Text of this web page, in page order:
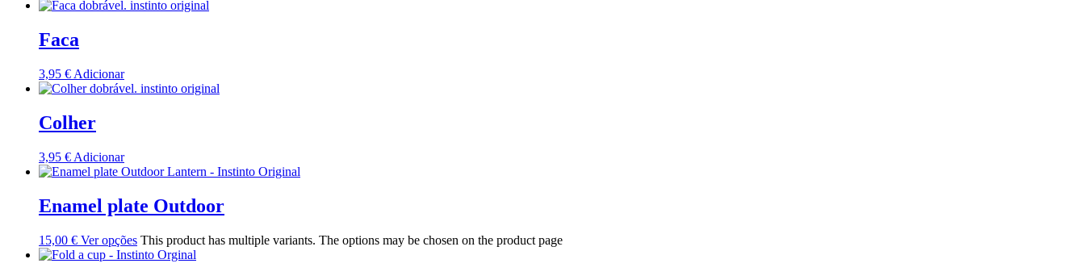
Faca
3,95 € Adicionar
Colher
3,95 € Adicionar
Enamel plate Outdoor
15,00 € Ver opções This product has multiple variants. The options may be chosen on the product page